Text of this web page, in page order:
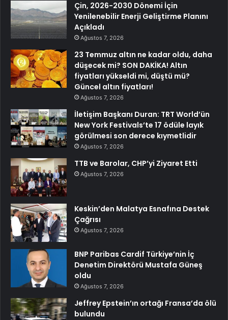
Çin, 2026-2030 Dönemi İçin
Yenilenebilir Enerji Geliştirme Planını
Açıkladı
Ağustos 7, 2026
23 Temmuz altın ne kadar oldu, daha
düşecek mi? SON DAKİKA! Altın
fiyatları yükseldi mi, düştü mü?
Güncel altın fiyatları!
Ağustos 7, 2026
İletişim Başkanı Duran: TRT World’ün
New York Festivals’te 17 ödüle layık
görülmesi son derece kıymetlidir
Ağustos 7, 2026
TTB ve Barolar, CHP’yi Ziyaret Etti
Ağustos 7, 2026
Keskin’den Malatya Esnafına Destek
Çağrısı
Ağustos 7, 2026
BNP Paribas Cardif Türkiye’nin İç
Denetim Direktörü Mustafa Güneş
oldu
Ağustos 7, 2026
Jeffrey Epstein’ın ortağı Fransa’da ölü
bulundu